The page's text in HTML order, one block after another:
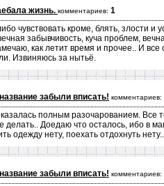
жизнь. комментариев: 1
чувствовать кроме, блять, злости и
забывчивость, куча проблем,
как летит время и прочее.. И
Извиняюсь за нытьё.
забыли вписать! комментариев:
полным разочарованием. Все
Доедаю что осталось, ибо в
одежду нету, поехать отдохнуть
забыли вписать! комментариев: